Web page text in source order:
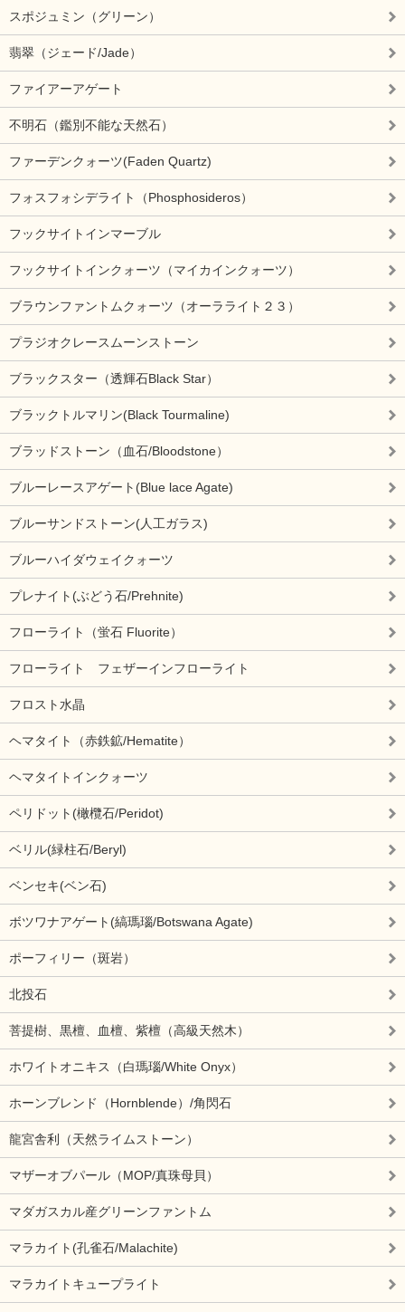
スポジュミン（グリーン）
翡翠（ジェード/Jade）
ファイアーアゲート
不明石（鑑別不能な天然石）
ファーデンクォーツ(Faden Quartz)
フォスフォシデライト（Phosphosideros）
フックサイトインマーブル
フックサイトインクォーツ（マイカインクォーツ）
ブラウンファントムクォーツ（オーラライト２３）
プラジオクレースムーンストーン
ブラックスター（透輝石Black Star）
ブラックトルマリン(Black Tourmaline)
ブラッドストーン（血石/Bloodstone）
ブルーレースアゲート(Blue lace Agate)
ブルーサンドストーン(人工ガラス)
ブルーハイダウェイクォーツ
プレナイト(ぶどう石/Prehnite)
フローライト（蛍石 Fluorite）
フローライト フェザーインフローライト
フロスト水晶
ヘマタイト（赤鉄鉱/Hematite）
ヘマタイトインクォーツ
ペリドット(橄欖石/Peridot)
ベリル(緑柱石/Beryl)
ベンセキ(ベン石)
ボツワナアゲート(縞瑪瑙/Botswana Agate)
ポーフィリー（斑岩）
北投石
菩提樹、黒檀、血檀、紫檀（高級天然木）
ホワイトオニキス（白瑪瑙/White Onyx）
ホーンブレンド（Hornblende）/角閃石
龍宮舎利（天然ライムストーン）
マザーオブパール（MOP/真珠母貝）
マダガスカル産グリーンファントム
マラカイト(孔雀石/Malachite)
マラカイトキュープライト